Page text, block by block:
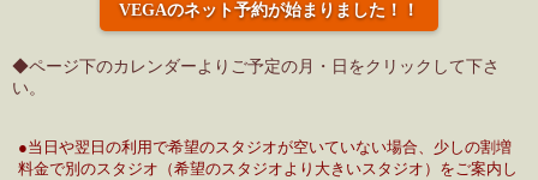
VEGAのネット予約が始まりました！！
◆ページ下のカレンダーよりご予定の月・日をクリックして下さ
い。
●当日や翌日の利用で希望のスタジオが空いていない場合、少しの割増
料金で別のスタジオ（希望のスタジオより大きいスタジオ）をご案内し